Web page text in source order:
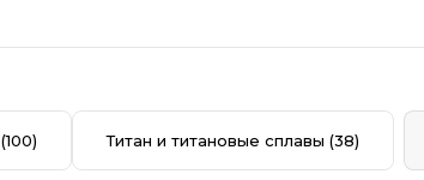
(100) Титан и титановые сплавы (38)